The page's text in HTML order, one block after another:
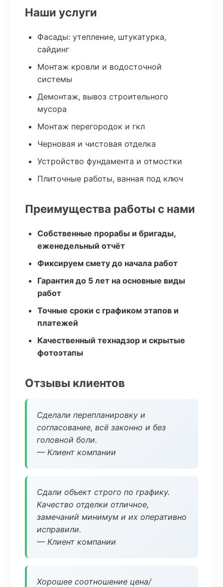
Наши услуги
Фасады: утепление, штукатурка,
сайдинг
Монтаж кровли и водосточной
системы
Демонтаж, вывоз строительного
мусора
Монтаж перегородок и гкл
Черновая и чистовая отделка
Устройство фундамента и отмостки
Плиточные работы, ванная под ключ
Преимущества работы с нами
Собственные прорабы и бригады,
еженедельный отчёт
Фиксируем смету до начала работ
Гарантия до 5 лет на основные виды
работ
Точные сроки с графиком этапов и
платежей
Качественный технадзор и скрытые
фотоэтапы
Отзывы клиентов
Сделали перепланировку и
согласование, всё законно и без
головной боли.
— Клиент компании
Сдали объект строго по графику.
Качество отделки отличное,
замечаний минимум и их оперативно
исправили.
— Клиент компании
Хорошее соотношение цена/